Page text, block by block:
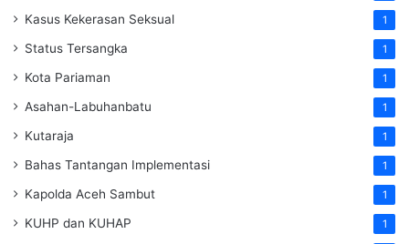
Kasus Kekerasan Seksual 1
Status Tersangka 1
Kota Pariaman 1
Asahan-Labuhanbatu 1
Kutaraja 1
Bahas Tantangan Implementasi 1
Kapolda Aceh Sambut 1
KUHP dan KUHAP 1